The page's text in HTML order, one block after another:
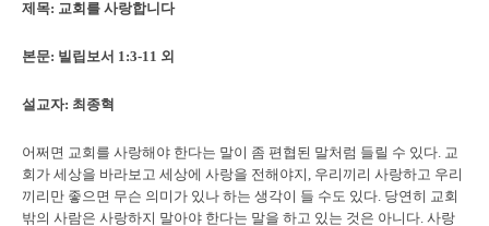
제목: 교회를 사랑합니다
본문: 빌립보서 1:3-11 외
설교자: 최종혁
어쩌면 교회를 사랑해야 한다는 말이 좀 편협된 말처럼 들릴 수 있다. 교
회가 세상을 바라보고 세상에 사랑을 전해야지, 우리끼리 사랑하고 우리
끼리만 좋으면 무슨 의미가 있나 하는 생각이 들 수도 있다. 당연히 교회
밖의 사람은 사랑하지 말아야 한다는 말을 하고 있는 것은 아니다. 사랑